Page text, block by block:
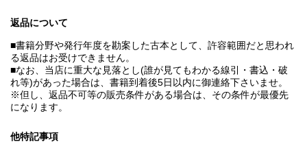
返品について
■書籍分野や発行年度を勘案した古本として、許容範囲だと思われ
る返品はお受けできません。
■なお、当店に重大な見落とし(誰が見てもわかる線引・書込・破
れ等)があった場合は、書籍到着後5日以内に御連絡下さいませ。
※但し、返品不可等の販売条件がある場合は、その条件が最優先
になります。
他特記事項